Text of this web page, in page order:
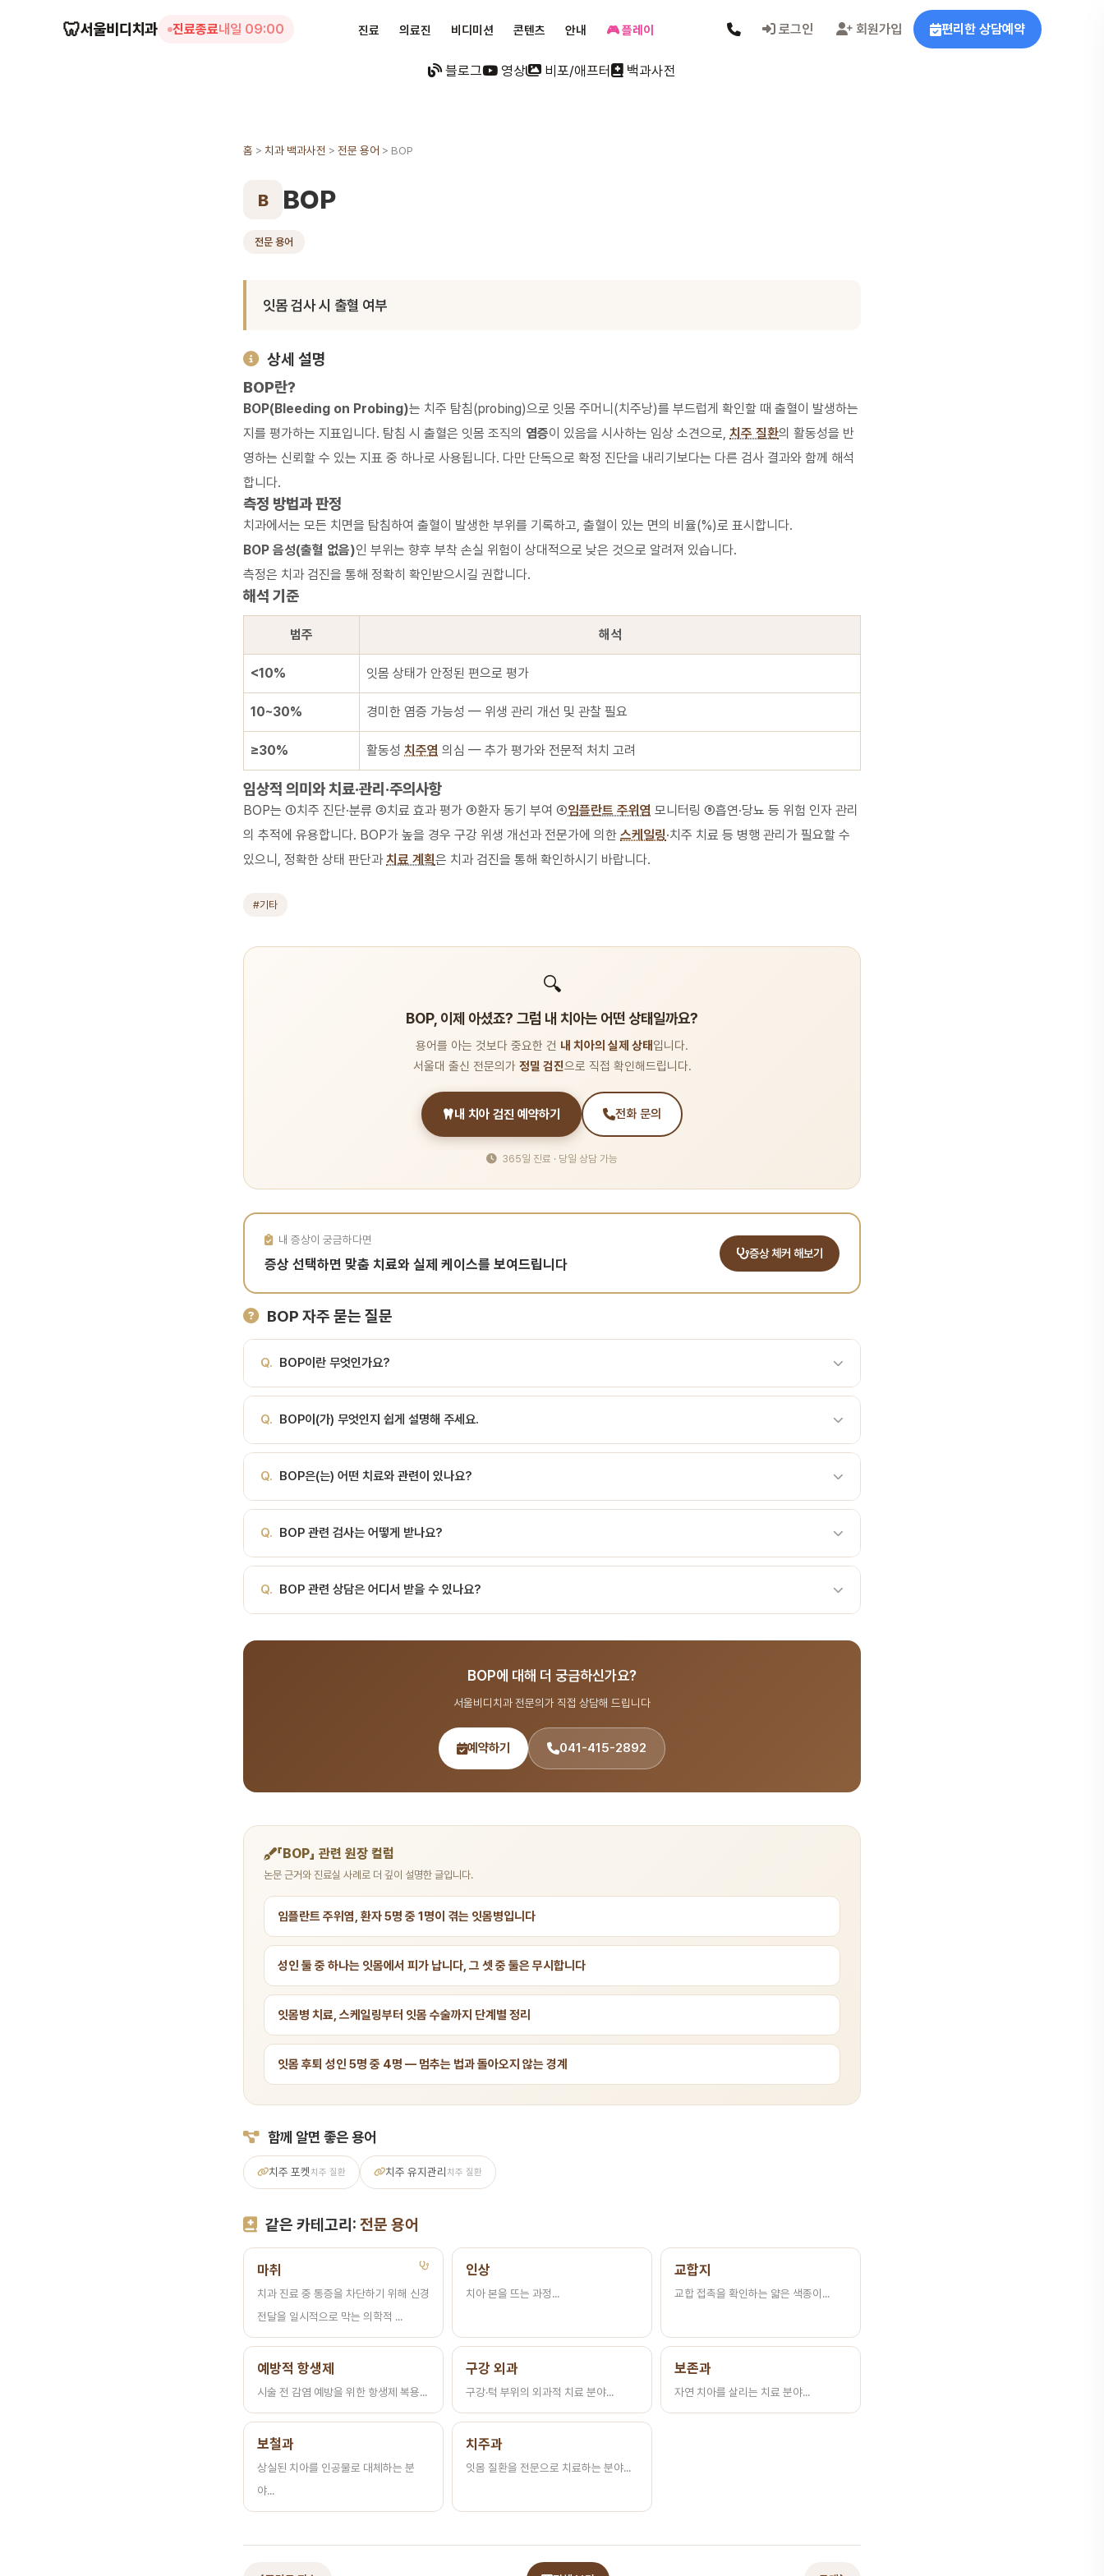
🦷서울비디치과 진료종료내일 09:00 진료 의료진 비디미션 콘텐츠 안내 🎮 플레이 로그인 회원가입 편리한 상담예약
블로그 영상 비포/애프터 백과사전
홈 > 치과 백과사전 > 전문 용어 > BOP
B BOP
전문 용어
잇몸 검사 시 출혈 여부
상세 설명
BOP란?
BOP(Bleeding on Probing)는 치주 탐침(probing)으로 잇몸 주머니(치주낭)를 부드럽게 확인할 때 출혈이 발생하는
지를 평가하는 지표입니다. 탐침 시 출혈은 잇몸 조직의 염증이 있음을 시사하는 임상 소견으로, 치주 질환의 활동성을 반
영하는 신뢰할 수 있는 지표 중 하나로 사용됩니다. 다만 단독으로 확정 진단을 내리기보다는 다른 검사 결과와 함께 해석
합니다.
측정 방법과 판정
치과에서는 모든 치면을 탐침하여 출혈이 발생한 부위를 기록하고, 출혈이 있는 면의 비율(%)로 표시합니다.
BOP 음성(출혈 없음)인 부위는 향후 부착 손실 위험이 상대적으로 낮은 것으로 알려져 있습니다.
측정은 치과 검진을 통해 정확히 확인받으시길 권합니다.
해석 기준
범주 해석
<10% 잇몸 상태가 안정된 편으로 평가
10~30% 경미한 염증 가능성 — 위생 관리 개선 및 관찰 필요
≥30% 활동성 치주염 의심 — 추가 평가와 전문적 처치 고려
임상적 의미와 치료·관리·주의사항
BOP는 ①치주 진단·분류 ②치료 효과 평가 ③환자 동기 부여 ④임플란트 주위염 모니터링 ⑤흡연·당뇨 등 위험 인자 관리
의 추적에 유용합니다. BOP가 높을 경우 구강 위생 개선과 전문가에 의한 스케일링·치주 치료 등 병행 관리가 필요할 수
있으니, 정확한 상태 판단과치료 계획은 치과 검진을 통해 확인하시기 바랍니다.
#기타
🔍
BOP, 이제 아셨죠? 그럼 내 치아는 어떤 상태일까요?
용어를 아는 것보다 중요한 건 내 치아의 실제 상태 입니다.
서울대 출신 전문의가 정밀 검진으로 직접 확인해드립니다.
내 치아 검진 예약하기 전화 문의
365일 진료 · 당일 상담 가능
내 증상이 궁금하다면
증상 선택하면 맞춤 치료와 실제 케이스를 보여드립니다
증상 체커 해보기
BOP 자주 묻는 질문
Q. BOP이란 무엇인가요?
확인할 때 출혈이 발생하는지를 평가하는 지표입니다. 탐침 시 출혈은 잇몸 조직의 염증이 있음을 시사하는 임상 소견으로, 치주 질
환의 활동성을 반영하는 신뢰할 수 있는 지표 중 하나로 사용됩니다. 다만 단독으로 확정 진단을 내리기보다는 다른 검사 결과와 함
께 해석합니다. 측정 방법과 판정 치과에서는 모든 치면을 탐침하여 출혈이 발생한 부위를 기록하고, 출혈이 있는 면의 비율(%)로 표
해 정확히 확인받으시길 권합니다. 해석 기준 범주해석<10%잇몸 상태가 안정…
Q. BOP이(가) 무엇인지 쉽게 설명해 주세요.
를 부드럽게 확인할 때 출혈이 발생하는지를 평가하는 지표입니다. 탐침 시 출혈은 잇몸 조직의 염증이 있음을 시사하는 임상 소견으
로, 치주 질환의 활동성을 반영하는 신뢰할 수 있는 지표 중 하나로 사용됩니다. 다만 단독으로 확정 진단을 내리기보다는 다른 검사
결과와 함께 해석합니다. 측정 방법과 판정 치과에서는 모든 치면을 탐침하여 출혈이 발생한 부위를 기록하고, 출혈이 있는 면의 비
록 설명해 드립니다.
Q. BOP은(는) 어떤 치료와 관련이 있나요?
안내해 드립니다.
Q. BOP 관련 검사는 어떻게 받나요?
계획을 수립합니다.
Q. BOP 관련 상담은 어디서 받을 수 있나요?
BOP에 대해 더 궁금하신가요?
서울비디치과 전문의가 직접 상담해 드립니다
예약하기 041-415-2892
「BOP」 관련 원장 컬럼
논문 근거와 진료실 사례로 더 깊이 설명한 글입니다.
임플란트 주위염, 환자 5명 중 1명이 겪는 잇몸병입니다
성인 둘 중 하나는 잇몸에서 피가 납니다, 그 셋 중 둘은 무시합니다
잇몸병 치료, 스케일링부터 잇몸 수술까지 단계별 정리
잇몸 후퇴 성인 5명 중 4명 — 멈추는 법과 돌아오지 않는 경계
함께 알면 좋은 용어
치주 포켓 치주 질환 치주 유지관리 치주 질환
같은 카테고리: 전문 용어
마취
치과 진료 중 통증을 차단하기 위해 신경
전달을 일시적으로 막는 의학적 ...
인상
치아 본을 뜨는 과정...
교합지
교합 접촉을 확인하는 얇은 색종이...
예방적 항생제
시술 전 감염 예방을 위한 항생제 복용...
구강 외과
구강·턱 부위의 외과적 치료 분야...
보존과
자연 치아를 살리는 치료 분야...
보철과
상실된 치아를 인공물로 대체하는 분
야...
치주과
잇몸 질환을 전문으로 치료하는 분야...